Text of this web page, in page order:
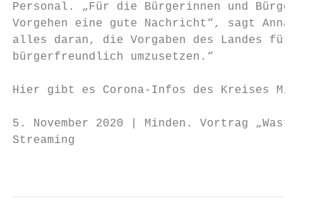
Personal. „Für die Bürgerinnen und Bürger
Vorgehen eine gute Nachricht“, sagt Anna
alles daran, die Vorgaben des Landes für
bürgerfreundlich umzusetzen.“
Hier gibt es Corona-Infos des Kreises
5. November 2020 | Minden. Vortrag
Streaming